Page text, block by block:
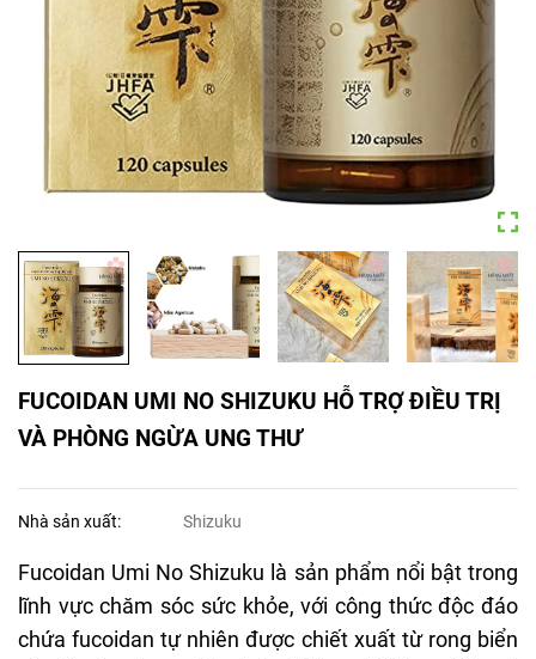
FUCOIDAN UMI NO SHIZUKU HỖ TRỢ ĐIỀU TRỊ
VÀ PHÒNG NGỪA UNG THƯ
Nhà sản xuất: Shizuku
Fucoidan Umi No Shizuku là sản phẩm nổi bật trong
lĩnh vực chăm sóc sức khỏe, với công thức độc đáo
chứa fucoidan tự nhiên được chiết xuất từ rong biển